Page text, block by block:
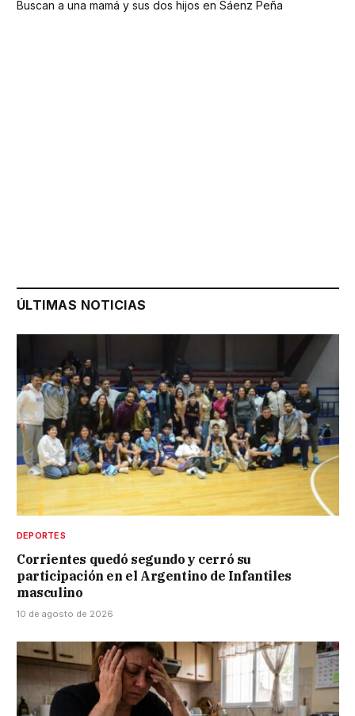
Buscan a una mamá y sus dos hijos en Sáenz Peña
ÚLTIMAS NOTICIAS
DEPORTES
Corrientes quedó segundo y cerró su
participación en el Argentino de Infantiles
masculino
10 de agosto de 2026